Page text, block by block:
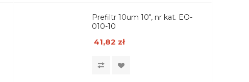
Prefiltr 10um 10", nr kat. EO-
010-10
41,82 zł